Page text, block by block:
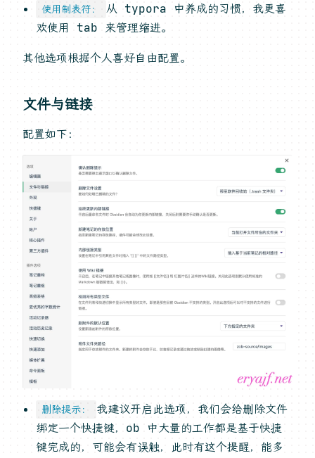
使用制表符：
从 typora 中养成的习惯，我更喜
欢使用 tab 来管理缩进。
其他选项根据个人喜好自由配置。
文件与链接
配置如下：
删除提示：
我建议开启此选项，我们会给删除文件
绑定一个快捷键，ob 中大量的工作都是基于快捷
键完成的，可能会有误触，此时有这个提醒，能多